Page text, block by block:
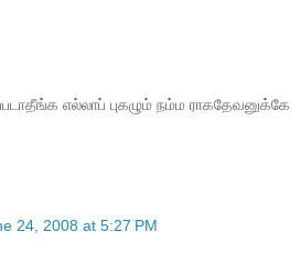
எல்லாப் புகழும் நம்ம ராகதேவனுக்கே
24, 2008 at 5:27 PM